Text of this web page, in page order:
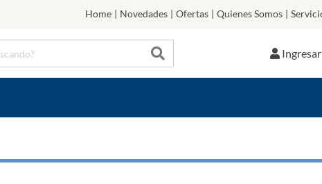
Home | Novedades | Ofertas | Quienes Somos |
Ingresar